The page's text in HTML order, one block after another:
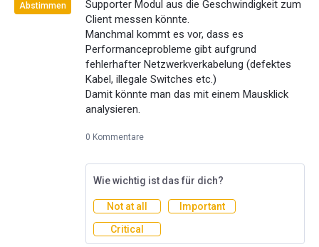
Supporter Modul aus die Geschwindigkeit zum
Client messen könnte.
Manchmal kommt es vor, dass es
Performanceprobleme gibt aufgrund
fehlerhafter Netzwerkverkabelung (defektes
Kabel, illegale Switches etc.)
Damit könnte man das mit einem Mausklick
analysieren.
Abstimmen
0 Kommentare
Wie wichtig ist das für dich?
Not at all
Important
Critical